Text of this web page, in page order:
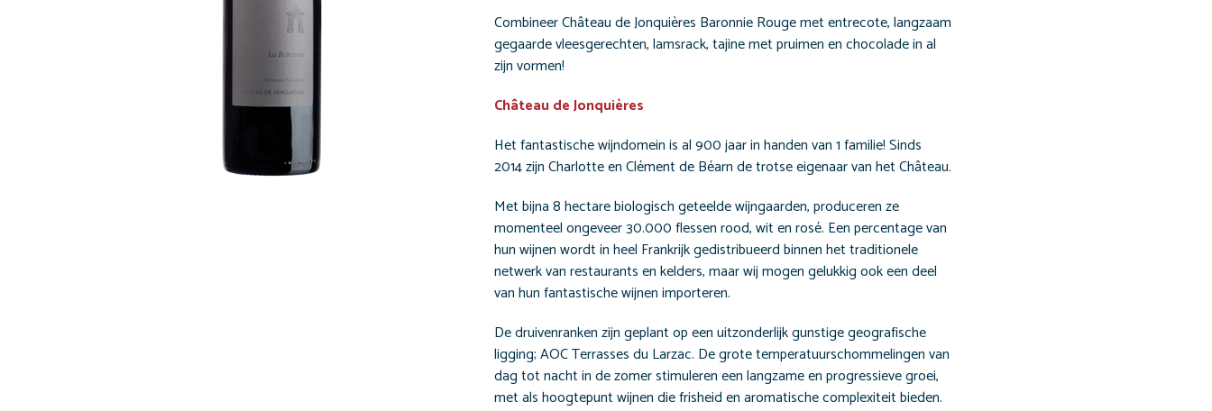
Combineer Château de Jonquières Baronnie Rouge met entrecote, langzaam
gegaarde vleesgerechten, lamsrack, tajine met pruimen en chocolade in al
zijn vormen!
Château de Jonquières
Het fantastische wijndomein is al 900 jaar in handen van 1 familie! Sinds
2014 zijn Charlotte en Clément de Béarn de trotse eigenaar van het Château.
Met bijna 8 hectare biologisch geteelde wijngaarden, produceren ze
momenteel ongeveer 30.000 flessen rood, wit en rosé. Een percentage van
hun wijnen wordt in heel Frankrijk gedistribueerd binnen het traditionele
netwerk van restaurants en kelders, maar wij mogen gelukkig ook een deel
van hun fantastische wijnen importeren.
De druivenranken zijn geplant op een uitzonderlijk gunstige geografische
ligging; AOC Terrasses du Larzac. De grote temperatuurschommelingen van
dag tot nacht in de zomer stimuleren een langzame en progressieve groei,
met als hoogtepunt wijnen die frisheid en aromatische complexiteit bieden.